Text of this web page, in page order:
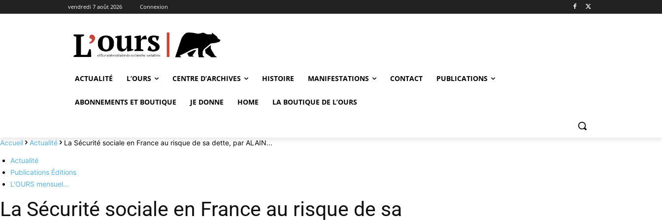
vendredi 7 août 2026 Connexion
ACTUALITÉ L’OURS CENTRE D’ARCHIVES HISTOIRE MANIFESTATIONS CONTACT PUBLICATIONS
ABONNEMENTS ET BOUTIQUE JE DONNE HOME LA BOUTIQUE DE L’OURS
Accueil Actualité La Sécurité sociale en France au risque de sa dette, par ALAIN...
Actualité
Publications Éditions
L'OURS mensuel…
La Sécurité sociale en France au risque de sa